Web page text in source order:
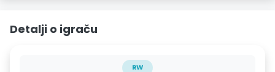
Detalji o igraču
RW